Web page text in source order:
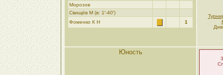
Морозoв
Свищёв М (в: 1′-40′)
Фоменко К Н
1
Юность